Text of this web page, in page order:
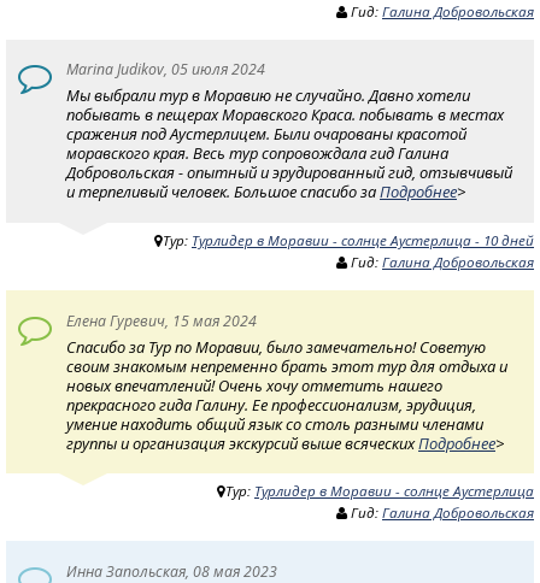
Гид: Галина Добровольская
Marina Judikov, 05 июля 2024
Мы выбрали тур в Моравию не случайно. Давно хотели
побывать в пещерах Моравского Краса. побывать в местах
сражения под Аустерлицем. Были очарованы красотой
моравского края. Весь тур сопровождала гид Галина
Добровольская - опытный и эрудированный гид, отзывчивый
и терпеливый человек. Большое спасибо заПодробнее>
Тур: Турлидер в Моравии - солнце Аустерлица - 10 дней
Гид: Галина Добровольская
Елена Гуревич, 15 мая 2024
Спасибо за Тур по Моравии, было замечательно! Советую
своим знакомым непременно брать этот тур для отдыха и
новых впечатлений! Очень хочу отметить нашего
прекрасного гида Галину. Ее профессионализм, эрудиция,
умение находить общий язык со столь разными членами
группы и организация экскурсий выше всяческихПодробнее>
Тур: Турлидер в Моравии - солнце Аустерлица
Гид: Галина Добровольская
Инна Запольская, 08 мая 2023